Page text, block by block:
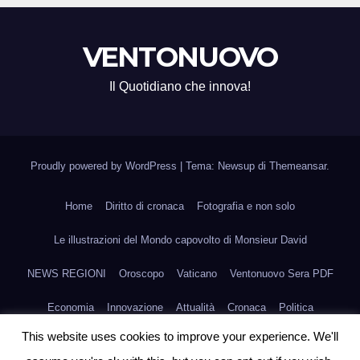
VENTONUOVO
Il Quotidiano che innova!
Proudly powered by WordPress | Tema: Newsup di Themeansar.
Home Diritto di cronaca Fotografia e non solo
Le illustrazioni del Mondo capovolto di Monsieur David
NEWS REGIONI Oroscopo Vaticano Ventonuovo Sera PDF
Economia Innovazione Attualità Cronaca Politica
Scienza e Medicina Fashion Agroalimentare Arte Sport
This website uses cookies to improve your experience. We'll